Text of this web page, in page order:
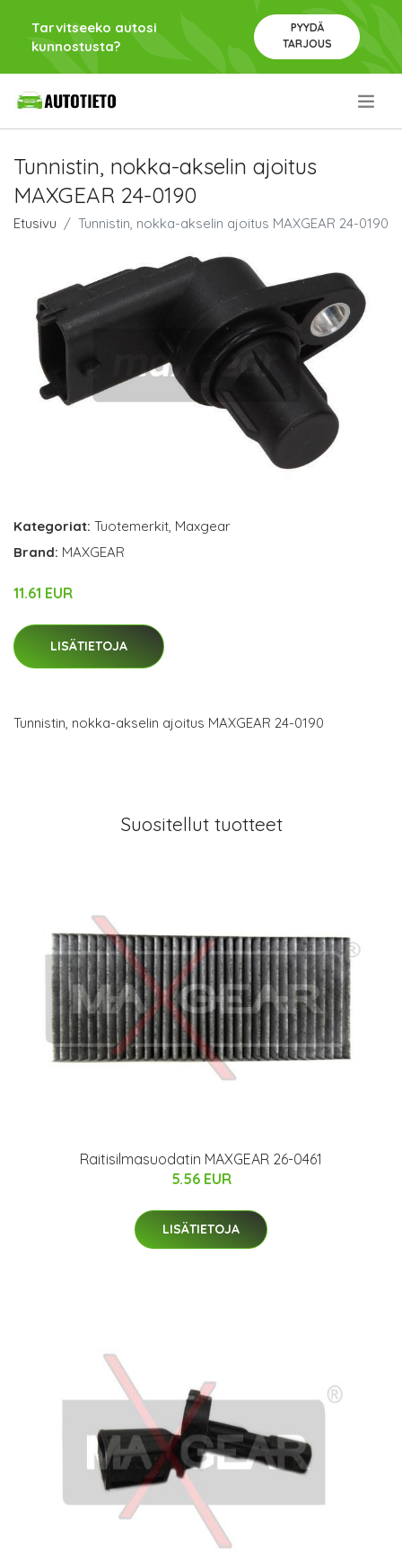
Tarvitseeko autosi
kunnostusta?
PYYDÄ
TARJOUS
Tunnistin, nokka-akselin ajoitus
MAXGEAR 24-0190
Etusivu Tunnistin, nokka-akselin ajoitus MAXGEAR 24-0190
Kategoriat: Tuotemerkit, Maxgear
Brand: MAXGEAR
11.61 EUR
LISÄTIETOJA
Tunnistin, nokka-akselin ajoitus MAXGEAR 24-0190
Suositellut tuotteet
Raitisilmasuodatin MAXGEAR 26-0461
5.56 EUR
LISÄTIETOJA